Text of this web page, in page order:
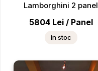
Lamborghini 2 panel
5804 Lei / Panel
in stoc